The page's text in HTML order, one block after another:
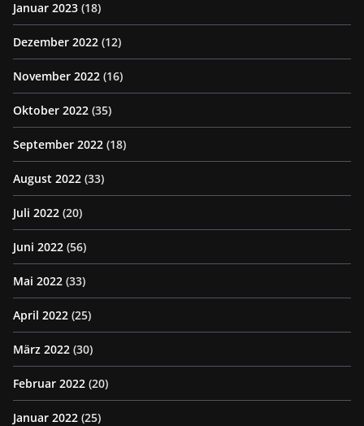
Januar 2023 (18)
Dezember 2022 (12)
November 2022 (16)
Oktober 2022 (35)
September 2022 (18)
August 2022 (33)
Juli 2022 (20)
Juni 2022 (56)
Mai 2022 (33)
April 2022 (25)
März 2022 (30)
Februar 2022 (20)
Januar 2022 (25)